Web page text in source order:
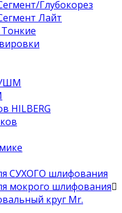
Глубокорез
Лайт
HILBERG
СУХОГО шлифования
мокрого шлифования
круг Mr.